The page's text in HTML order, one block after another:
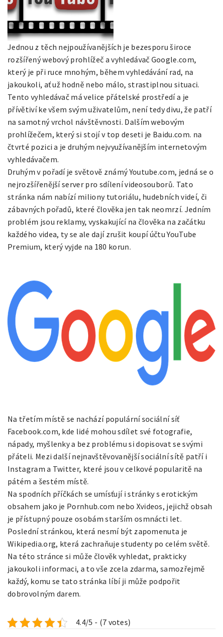
Jednou z těch nejpoužívanějších je bezesporu široce
rozšířený webový prohlížeč a vyhledávač Google.com,
který je při ruce mnohým, během vyhledávání rad, na
jakoukoli, ať už hodně nebo málo, strastiplnou situaci.
Tento vyhledávač má velice přátelské prostředí a je
přívětiví ke všem svým uživatelům, není tedy divu, že patří
na samotný vrchol návštěvnosti. Dalším webovým
prohlížečem, který si stojí v top deseti je Baidu.com. na
čtvrté pozici a je druhým nejvyužívanějším internetovým
vyhledávačem.
Druhým v pořadí je světově známý Youtube.com, jedná se o
nejrozšířenější server pro sdílení videosouborů. Tato
stránka nám nabízí miliony tutoriálu, hudebních videí, či
zábavných pořadů, které člověka jen tak neomrzí. Jedním
problém jsou reklamy, vyskakující na člověka na začátku
každého videa, ty se ale dají zrušit koupí účtu YouTube
Premium, který vyjde na 180 korun.
Na třetím místě se nachází populární sociální síť
Facebook.com, kde lidé mohou sdílet své fotografie,
nápady, myšlenky a bez problému si dopisovat se svými
přáteli. Mezi další nejnavštěvovanější sociální sítě patří i
Instagram a Twitter, které jsou v celkové popularitě na
pátém a šestém místě.
Na spodních příčkách se umísťují i stránky s erotickým
obsahem jako je Pornhub.com nebo Xvideos, jejichž obsah
je přístupný pouze osobám starším osmnácti let.
Poslední stránkou, která nesmí být zapomenuta je
Wikipedia.org, která zachraňuje studenty po celém světě.
Na této stránce si může člověk vyhledat, prakticky
jakoukoli informaci, a to vše zcela zdarma, samozřejmě
každý, komu se tato stránka líbí ji může podpořit
dobrovolným darem.
4.4/5 - (7 votes)